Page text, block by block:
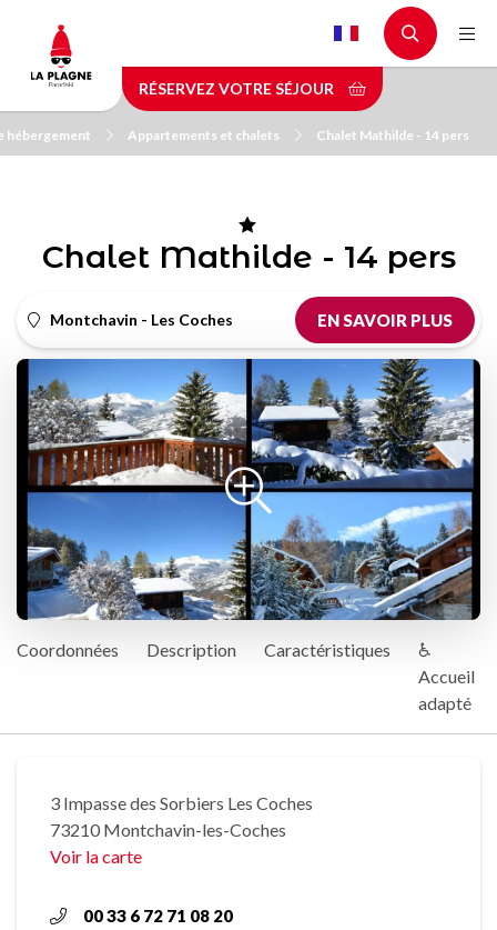
contenu
principal
RÉSERVEZ VOTRE SÉJOUR
hébergement Appartements et chalets Chalet Mathilde - 14 pers
Chalet Mathilde - 14 pers
Montchavin - Les Coches EN SAVOIR PLUS
Coordonnées Description Caractéristiques
♿
Accueil
adapté
3 Impasse des Sorbiers Les Coches
73210 Montchavin-les-Coches
Voir la carte
00 33 6 72 71 08 20